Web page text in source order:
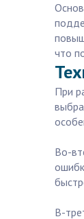
что
При
Во-
В-